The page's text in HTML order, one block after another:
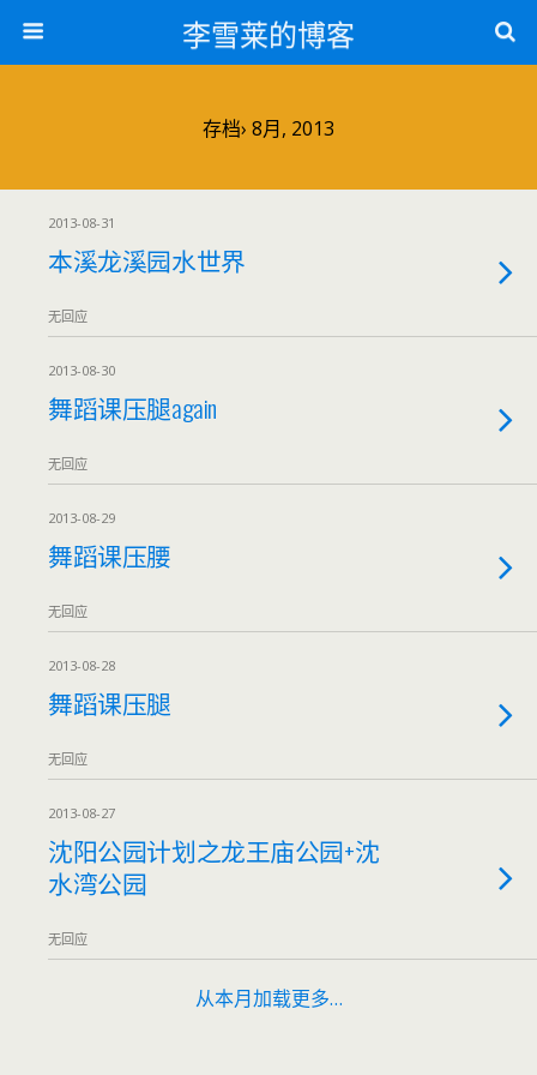
李雪莱的博客
存档› 8月, 2013
2013-08-31
本溪龙溪园水世界
无回应
2013-08-30
舞蹈课压腿again
无回应
2013-08-29
舞蹈课压腰
无回应
2013-08-28
舞蹈课压腿
无回应
2013-08-27
沈阳公园计划之龙王庙公园+沈
水湾公园
无回应
从本月加载更多…